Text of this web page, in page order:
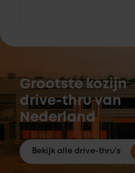
Grootste kozijn
drive-thru van
Nederland
Bekijk alle drive-thru's